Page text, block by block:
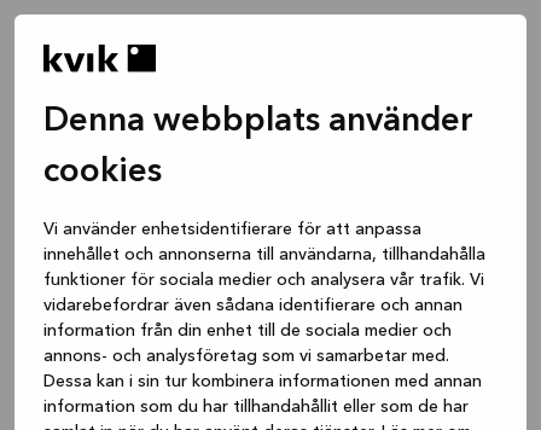
Denna webbplats använder
cookies
Vi använder enhetsidentifierare för att anpassa
innehållet och annonserna till användarna, tillhandahålla
funktioner för sociala medier och analysera vår trafik. Vi
vidarebefordrar även sådana identifierare och annan
information från din enhet till de sociala medier och
annons- och analysföretag som vi samarbetar med.
Dessa kan i sin tur kombinera informationen med annan
information som du har tillhandahållit eller som de har